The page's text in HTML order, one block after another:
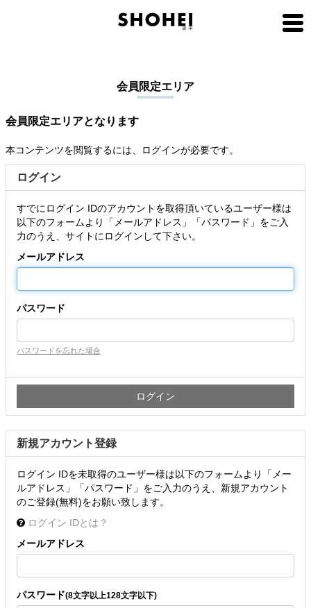
会員限定エリア
会員限定エリアとなります
本コンテンツを閲覧するには、ログインが必要です。
ログイン
すでにログイン IDのアカウントを取得頂いているユーザー様は
以下のフォームより「メールアドレス」「パスワード」をご入
力のうえ、サイトにログインして下さい。
メールアドレス
パスワード
パスワードを忘れた場合
新規アカウント登録
ログイン IDを未取得のユーザー様は以下のフォームより「メー
ルアドレス」「パスワード」をご入力のうえ、新規アカウント
のご登録(無料)をお願い致します。
ログイン IDとは？
メールアドレス
パスワード(8文字以上128文字以下)